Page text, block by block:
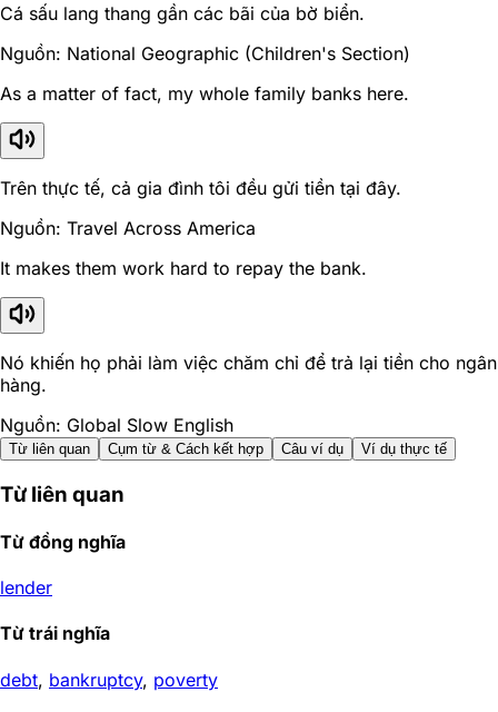
Cá sấu lang thang gần các bãi của bờ biển.
Nguồn: National Geographic (Children's Section)
As a matter of fact, my whole family banks here.
Trên thực tế, cả gia đình tôi đều gửi tiền tại đây.
Nguồn: Travel Across America
It makes them work hard to repay the bank.
Nó khiến họ phải làm việc chăm chỉ để trả lại tiền cho ngân
hàng.
Nguồn: Global Slow English
Từ liên quan Cụm từ & Cách kết hợp Câu ví dụ Ví dụ thực tế
Từ liên quan
Từ đồng nghĩa
lender
Từ trái nghĩa
debt, bankruptcy, poverty